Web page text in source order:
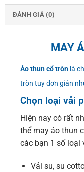
ĐÁNH GIÁ (0)
MAY
Áo thun cổ trònlà
tròn tuy đơn giản
Chọn loại vải
Hiện nay có rất
thể may áo thun
các bạn 1 số loại
Vải su, su